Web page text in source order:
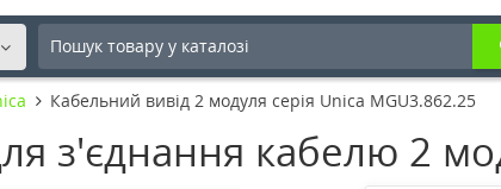
Кабельний вивід 2 модуля серія Unica MGU3.862.25
з'єднання кабелю 2